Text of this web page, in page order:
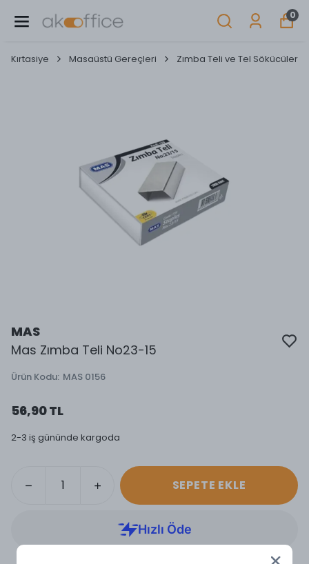
0
Kırtasiye Masaüstü Gereçleri Zımba Teli ve Tel Sökücüler
MAS
Mas Zımba Teli No23-15
Ürün Kodu: MAS 0156
56,90 TL
2-3 iş gününde kargoda
SEPETE EKLE